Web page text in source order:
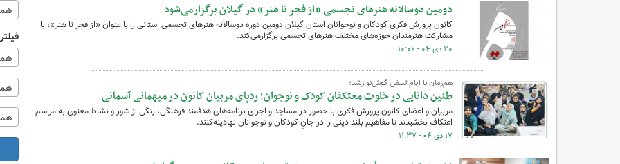
دومین دوسالانه‌ هنرهای تجسمی «از فجر تا هنر» در گیلان برگزارمی‌شود
کانون پرورش فکری کودکان و نوجوانان استان گیلان دومین دوره‌ دوسالانه‌ هنرهای تجسمی استانی را با عنوان «از فجر تا هنر»، با
مشارکت هنرمندان حوزه‌های مختلف هنرهای تجسمی برگزارمی‌کند.
۲۰ دی ۰۴ - ۱۰:۰۶
هم‌زمان با ایام‌البیض گوش‌نوازشد؛
طنین دانایی در خلوت معتکفان کودک و نوجوان؛ ردپای مربیان کانون در میهمانی آسمانی
مربیان و اعضای کانون پرورش فکری با حضور در مساجد و اجرای برنامه‌های هدفمند فرهنگی، رنگی از شور و نشاط معنوی به مراسم
اعتکاف بخشیدند تا مفاهیم بلند دینی را در جانِ کودکان و نوجوانان نهادینه‌کنند.
۱۷ دی ۰۴ - ۱۱:۳۷